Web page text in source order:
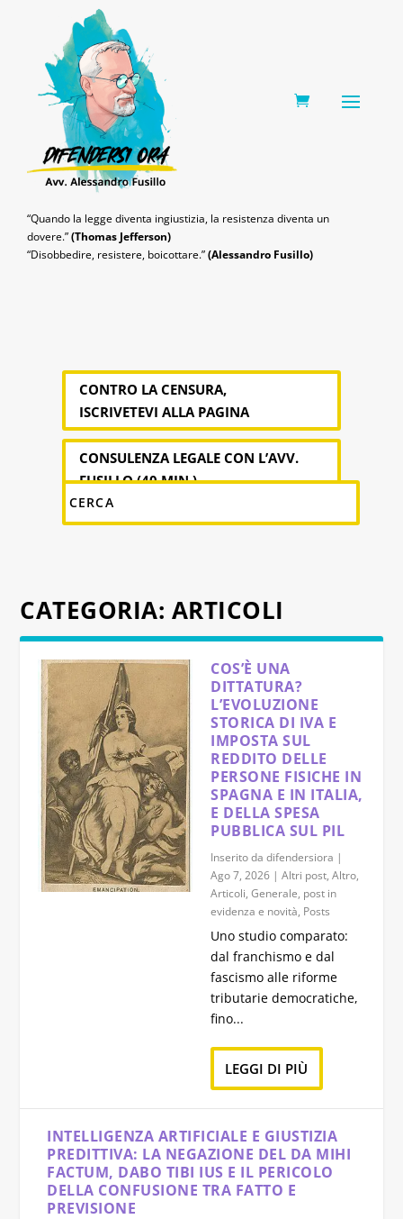
“Quando la legge diventa ingiustizia, la resistenza diventa un
dovere.”(Thomas Jefferson)
“Disobbedire, resistere, boicottare.”(Alessandro Fusillo)
CONTRO LA CENSURA,
ISCRIVETEVI ALLA PAGINA
CONSULENZA LEGALE CON L’AVV.
FUSILLO (40 MIN.)
CATEGORIA: ARTICOLI
COS’È UNA
DITTATURA?
L’EVOLUZIONE
STORICA DI IVA E
IMPOSTA SUL
REDDITO DELLE
PERSONE FISICHE IN
SPAGNA E IN ITALIA,
E DELLA SPESA
PUBBLICA SUL PIL
Inserito da difendersiora |
Ago 7, 2026 | Altri post, Altro,
Articoli, Generale, post in
evidenza e novità, Posts
Uno studio comparato:
dal franchismo e dal
fascismo alle riforme
tributarie democratiche,
fino...
LEGGI DI PIÙ
INTELLIGENZA ARTIFICIALE E GIUSTIZIA
PREDITTIVA: LA NEGAZIONE DEL DA MIHI
FACTUM, DABO TIBI IUS E IL PERICOLO
DELLA CONFUSIONE TRA FATTO E
PREVISIONE